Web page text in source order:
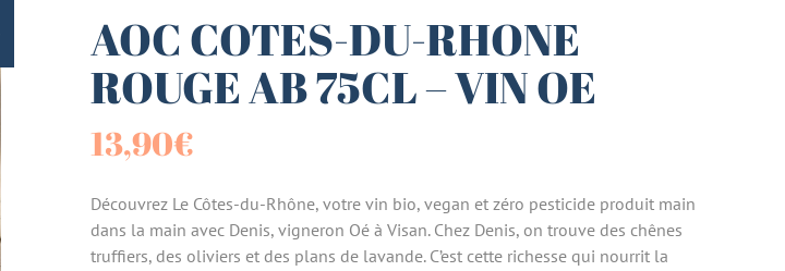
AOC COTES-DU-RHONE
ROUGE AB 75CL – VIN OE
13,90€
Découvrez Le Côtes-du-Rhône, votre vin bio, vegan et zéro pesticide produit main
dans la main avec Denis, vigneron Oé à Visan. Chez Denis, on trouve des chênes
truffiers, des oliviers et des plans de lavande. C’est cette richesse qui nourrit la